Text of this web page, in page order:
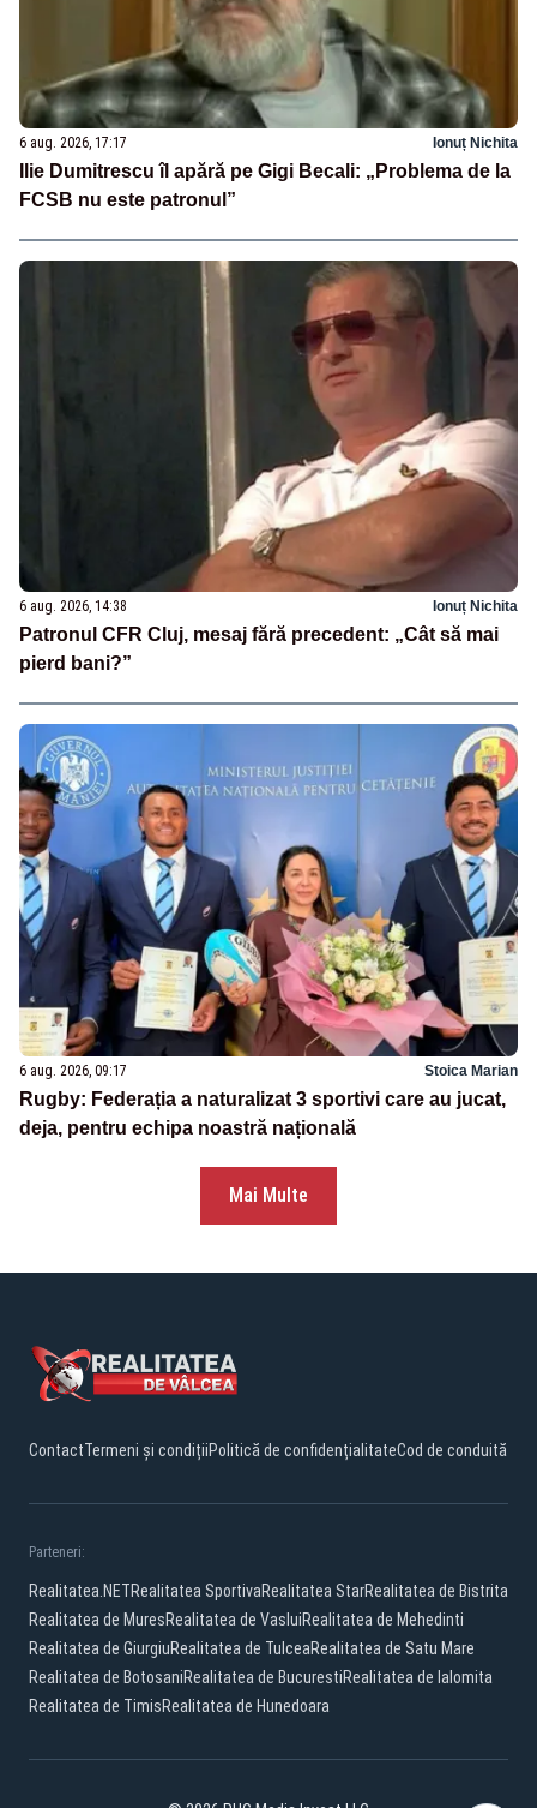
6 aug. 2026, 17:17 Ionuț Nichita
Ilie Dumitrescu îl apără pe Gigi Becali: „Problema de la
FCSB nu este patronul”
6 aug. 2026, 14:38 Ionuț Nichita
Patronul CFR Cluj, mesaj fără precedent: „Cât să mai
pierd bani?”
6 aug. 2026, 09:17 Stoica Marian
Rugby: Federația a naturalizat 3 sportivi care au jucat,
deja, pentru echipa noastră națională
Mai Multe
ContactTermeni și condițiiPolitică de confidențialitateCod de conduită
Parteneri:
Realitatea.NETRealitatea SportivaRealitatea StarRealitatea de Bistrita
Realitatea de MuresRealitatea de VasluiRealitatea de Mehedinti
Realitatea de GiurgiuRealitatea de TulceaRealitatea de Satu Mare
Realitatea de BotosaniRealitatea de BucurestiRealitatea de Ialomita
Realitatea de TimisRealitatea de Hunedoara